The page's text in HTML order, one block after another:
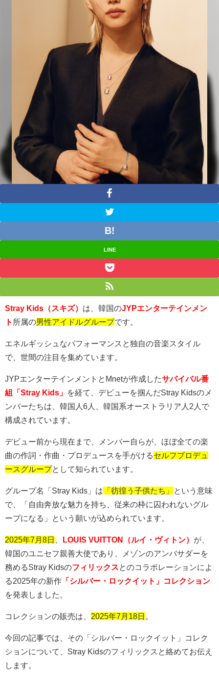
LINE
Stray Kids（スキズ） は、韓国のJYPエンターテインメン
ト 所属の男性アイドルグループです。
エネルギッシュなパフォーマンスと独自の音楽スタイル
で、世間の注目を集めています。
JYPエンターテインメントと Mnetが作成したサバイバル番
組「 Stray Kids」 を経て 、デビューを掴んだStray Kidsのメ
ンバーたちは、韓国人6人、韓国系オーストラリア人2人で
構成されています
デビュー前から現在まで、メンバー自らが、ほぼ全ての楽
曲の作詞・作曲・プロデュースを手がけるセルフプロデュ
ースグループとして知られています。
グループ名「 Stray Kids 」は 「彷徨う子供たち」
という意味
で、「自由奔放な魅力を持ち、従来の枠に囚われないグル
ープになる」という願いが込められています。
2025年7月8日 LOUIS VUITTON（ルイ・ヴィトン） が、
韓国のユニセフ親善大使であり、メゾンのアンバサダーを
務めるStray Kidsのフィリックス とのコラボレーションによ
る2025年の新作 「シルバー・ロックイット」コレクション
を発表しました。
コレクションの販売は、 2025年7月18日
今回の記事では、その「シルバー・ロックイット」コレク
ションについて、Stray Kidsのフィリックスと絡めてお伝え
します。